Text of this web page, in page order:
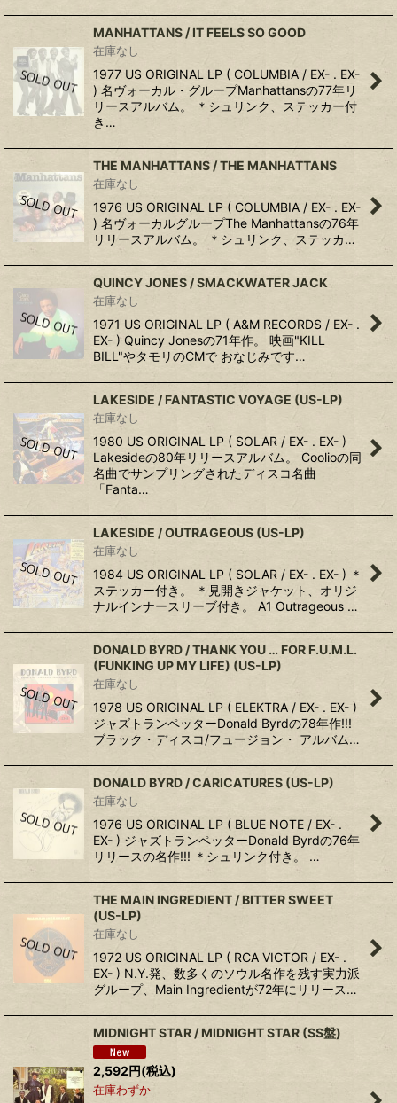
MANHATTANS ‎/ IT FEELS SO GOOD
在庫なし
1977 US ORIGINAL LP ( COLUMBIA / EX- . EX-
) 名ヴォーカル・グループManhattansの77年リ
リースアルバム。 ＊シュリンク、ステッカー付
き…
THE MANHATTANS ‎/ THE MANHATTANS
在庫なし
1976 US ORIGINAL LP ( COLUMBIA / EX- . EX-
) 名ヴォーカルグループThe Manhattansの76年
リリースアルバム。 ＊シュリンク、ステッカ…
QUINCY JONES / SMACKWATER JACK
在庫なし
1971 US ORIGINAL LP ( A&M RECORDS / EX- .
EX- ) Quincy Jonesの71年作。 映画"KILL
BILL"やタモリのCMで おなじみです…
LAKESIDE ‎/ FANTASTIC VOYAGE (US-LP)
在庫なし
1980 US ORIGINAL LP ( SOLAR / EX- . EX- )
Lakesideの80年リリースアルバム。 Coolioの同
名曲でサンプリングされたディスコ名曲
「Fanta…
LAKESIDE ‎/ OUTRAGEOUS (US-LP)
在庫なし
1984 US ORIGINAL LP ( SOLAR / EX- . EX- ) ＊
ステッカー付き。 ＊見開きジャケット、オリジ
ナルインナースリーブ付き。 A1 Outrageous …
DONALD BYRD ‎/ THANK YOU … FOR F.U.M.L.
(FUNKING UP MY LIFE) (US-LP)
在庫なし
1978 US ORIGINAL LP ( ELEKTRA / EX- . EX- )
ジャズトランペッターDonald Byrdの78年作!!!
ブラック・ディスコ/フュージョン・ アルバム…
DONALD BYRD / CARICATURES (US-LP)
在庫なし
1976 US ORIGINAL LP ( BLUE NOTE / EX- .
EX- ) ジャズトランペッターDonald Byrdの76年
リリースの名作!!! ＊シュリンク付き。 …
THE MAIN INGREDIENT ‎/ BITTER SWEET
(US-LP)
在庫なし
1972 US ORIGINAL LP ( RCA VICTOR / EX- .
EX- ) N.Y.発、数多くのソウル名作を残す実力派
グループ、Main Ingredientが72年にリリース…
MIDNIGHT STAR ‎/ MIDNIGHT STAR (SS盤)
2,592円(税込)
在庫わずか